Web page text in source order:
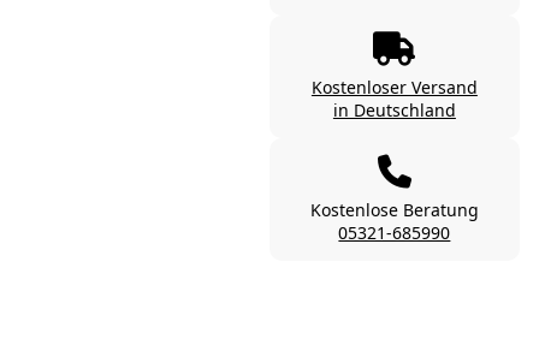
Kostenloser Versand
in Deutschland
Kostenlose Beratung
05321-685990